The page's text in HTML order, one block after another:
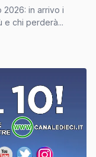
in arrivo i
e chi perderà...